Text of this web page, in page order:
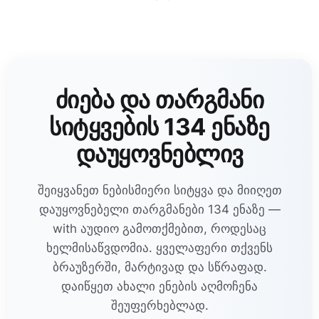
ძიება და თარგმანი
სიტყვების 134 ენაზე
დაუყოვნებლივ
შეიყვანეთ ნებისმიერი სიტყვა და მიიღეთ
დაუყოვნებელი თარგმანები 134 ენაზე —
with აუდიო გამოთქმებით, როდესაც
ხელმისაწვდომია. ყველაფერი თქვენს
ბრაუზერში, მარტივად და სწრაფად.
დაიწყეთ ახალი ენების აღმოჩენა
შეუფერხებლად.